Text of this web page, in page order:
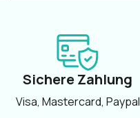
Sichere Zahlung
Visa, Mastercard, Paypal